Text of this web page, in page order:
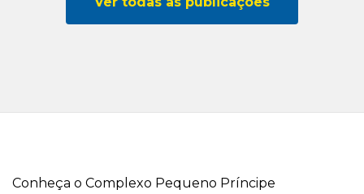
Conheça o Complexo Pequeno Príncipe